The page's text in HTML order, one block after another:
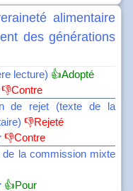
alimentaire
des générations
lecture) 👍Adopté
👎Contre
de rejet (texte de la
👎Rejeté
👎Contre
la commission mixte
👍Pour